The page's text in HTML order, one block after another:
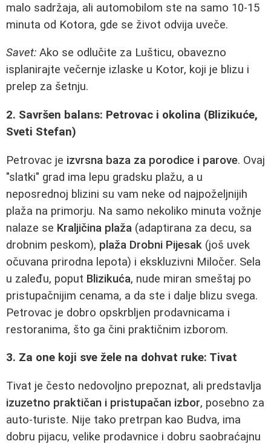
malo sadržaja, ali automobilom ste na samo 10-15
minuta od Kotora, gde se život odvija uveče.
Savet: Ako se odlučite za Lušticu, obavezno
isplanirajte večernje izlaske u Kotor, koji je blizu i
prelep za šetnju.
2. Savršen balans: Petrovac i okolina (Blizikuće,
Sveti Stefan)
Petrovac je izvrsna baza za porodice i parove. Ovaj
"slatki" grad ima lepu gradsku plažu, a u
neposrednoj blizini su vam neke od najpoželjnijih
plaža na primorju. Na samo nekoliko minuta vožnje
nalaze se Kraljičina plaža (adaptirana za decu, sa
drobnim peskom), plaža Drobni Pijesak (još uvek
očuvana prirodna lepota) i ekskluzivni Miločer. Sela
u zaleđu, poput Blizikuća, nude miran smeštaj po
pristupačnijim cenama, a da ste i dalje blizu svega.
Petrovac je dobro opskrbljen prodavnicama i
restoranima, što ga čini praktičnim izborom.
3. Za one koji sve žele na dohvat ruke: Tivat
Tivat je često nedovoljno prepoznat, ali predstavlja
izuzetno praktičan i pristupačan izbor, posebno za
auto-turiste. Nije tako pretrpan kao Budva, ima
dobru pijacu, velike prodavnice i dobru saobraćajnu